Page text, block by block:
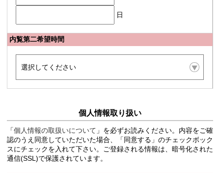
日
内覧第二希望時間
個人情報取り扱い
「個人情報の取扱いについて 」を必ずお読みください。内容をご確
認のうえ同意していただいた場合、「同意する」のチェックボック
スにチェックを入れて下さい。ご登録される情報は、暗号化された
通信(SSL)で保護されています。